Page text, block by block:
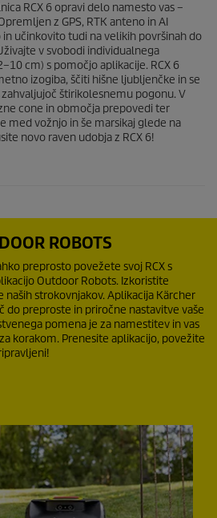
RCX 6 opravi delo namesto vas –
z GPS, RTK anteno in AI
učinkovito tudi na velikih površinah do
v svobodi individualnega
cm) s pomočjo aplikacije. RCX 6
izogiba, ščiti hišne ljubljenčke in se
zahvaljujoč štirikolesnemu pogonu. V
cone in območja prepovedi ter
med vožnjo in še marsikaj glede na
novo raven udobja z RCX 6!
ROBOTS
preprosto povežete svoj RCX s
Outdoor Robots. Izkoristite
strokovnjakov. Aplikacija Kärcher
do preproste in priročne nastavitve vaše
pomena je za namestitev in vas
korakom. Prenesite aplikacijo, povežite